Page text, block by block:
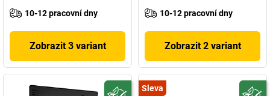
10-12 pracovní dny
Zobrazit 3 variant
10-12 pracovní dny
Zobrazit 2 variant
Sleva